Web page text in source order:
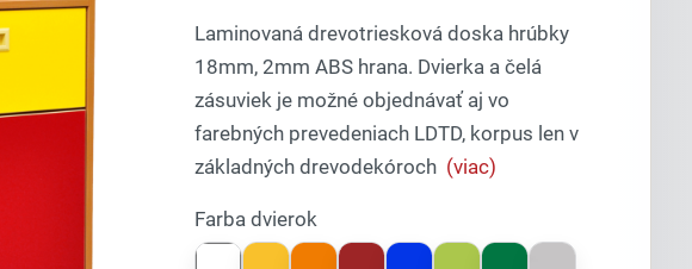
Laminovaná drevotriesková doska hrúbky
18mm, 2mm ABS hrana. Dvierka a čelá
zásuviek je možné objednávať aj vo
farebných prevedeniach LDTD, korpus len v
základných drevodekóroch (viac)
Farba dvierok